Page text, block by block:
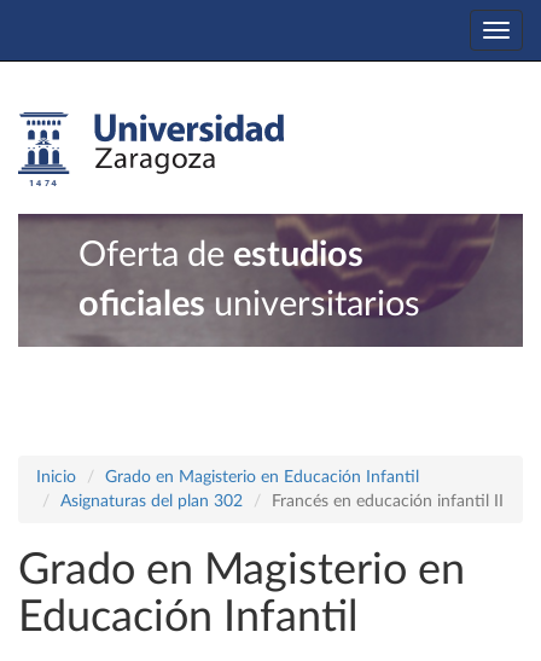
Oferta de estudios
oficiales universitarios
Inicio
Grado en Magisterio en Educación Infantil
Asignaturas del plan 302
Francés en educación infantil II
Grado en Magisterio en
Educación Infantil